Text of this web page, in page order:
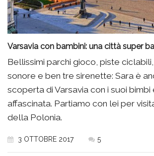
Varsavia con bambini: una città super
Bellissimi parchi gioco, piste
sonore e ben tre sirenette: Sara è
scoperta di Varsavia con i suoi bimbi
affascinata. Partiamo con lei per
della Polonia.
3 OTTOBRE 2017 5